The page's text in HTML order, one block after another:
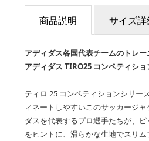
商品説明 サイズ詳
アディダス各国代表チームのトレ
アディダス TIRO25 コンペティシ
ティロ 25 コンペティションシリー
ィネートしやすいこのサッカージ
ダスを代表するプロ選手たちが、
をヒントに、滑らかな生地でスリ